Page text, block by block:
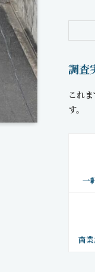
調査
これ
す。
一
商